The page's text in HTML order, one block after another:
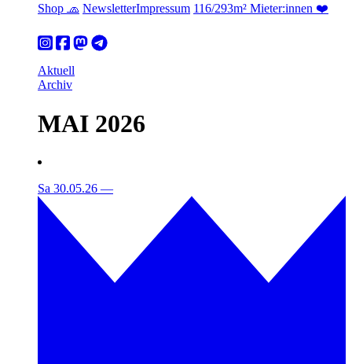
Shop 🧢 NewsletterImpressum 116/293m² Mieter:innen ❤️
Aktuell
Archiv
MAI 2026
Sa 30.05.26 —